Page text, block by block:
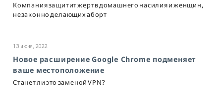
Компания защитит жертв домашнего насилия и женщин,
незаконно делающих аборт
13 июня, 2022
Новое расширение Google Chrome подменяет
ваше местоположение
Станет ли это заменой VPN?